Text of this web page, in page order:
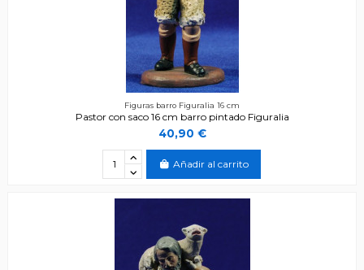
Figuras barro Figuralia 16 cm
Pastor con saco 16 cm barro pintado Figuralia
40,90 €
Añadir al carrito